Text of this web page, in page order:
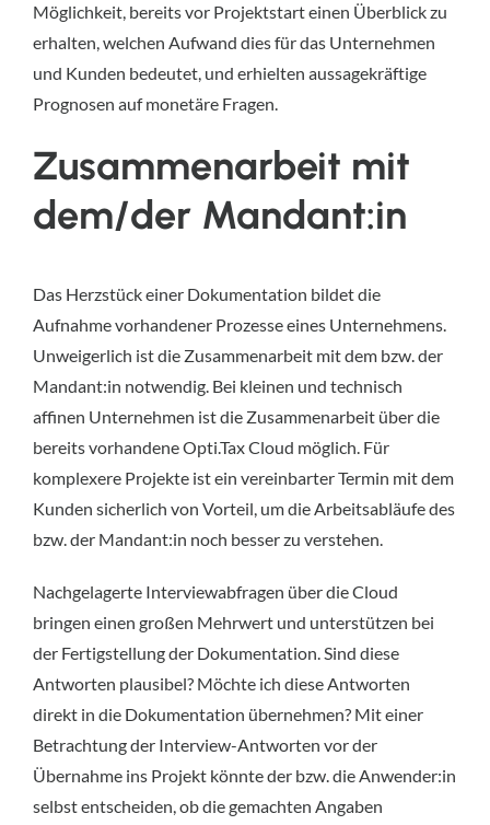
Möglichkeit, bereits vor Projektstart einen Überblick zu
erhalten, welchen Aufwand dies für das Unternehmen
und Kunden bedeutet, und erhielten aussagekräftige
Prognosen auf monetäre Fragen.
Zusammenarbeit mit
dem/der Mandant:in
Das Herzstück einer Dokumentation bildet die
Aufnahme vorhandener Prozesse eines Unternehmens.
Unweigerlich ist die Zusammenarbeit mit dem bzw. der
Mandant:in notwendig. Bei kleinen und technisch
affinen Unternehmen ist die Zusammenarbeit über die
bereits vorhandene Opti.Tax Cloud möglich. Für
komplexere Projekte ist ein vereinbarter Termin mit dem
Kunden sicherlich von Vorteil, um die Arbeitsabläufe des
bzw. der Mandant:in noch besser zu verstehen.
Nachgelagerte Interviewabfragen über die Cloud
bringen einen großen Mehrwert und unterstützen bei
der Fertigstellung der Dokumentation. Sind diese
Antworten plausibel? Möchte ich diese Antworten
direkt in die Dokumentation übernehmen? Mit einer
Betrachtung der Interview-Antworten vor der
Übernahme ins Projekt könnte der bzw. die Anwender:in
selbst entscheiden, ob die gemachten Angaben